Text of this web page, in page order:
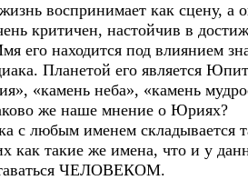
воспринимает как сцену,
критичен, настойчив в
его находится под влиянием
Планетой его является
«камень неба», «камень
мнение о Юриях?
с любым именем складывается
как такие же имена, что и у
ЧЕЛОВЕКОМ.